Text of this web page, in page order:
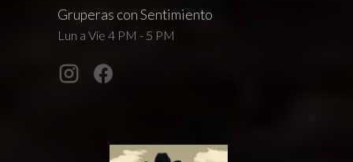
Gruperas con Sentimiento
Lun a Vie 4 PM - 5 PM